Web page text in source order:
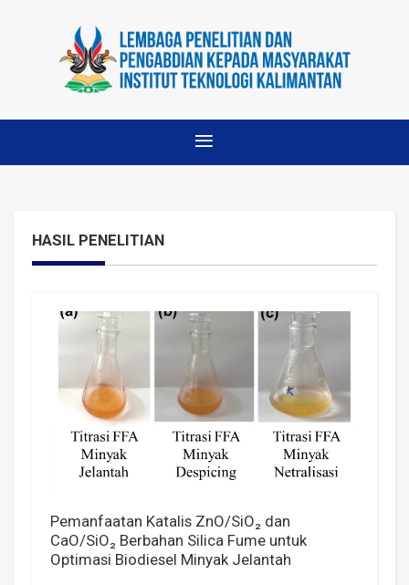
HASIL PENELITIAN
Pemanfaatan Katalis ZnO/SiO₂ dan
CaO/SiO₂ Berbahan Silica Fume untuk
Optimasi Biodiesel Minyak Jelantah